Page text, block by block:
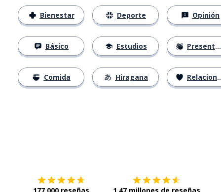
Bienestar
Básico
Comida
Deporte
Estudios
Hiragana
Opinión
Presentación
Relaciones